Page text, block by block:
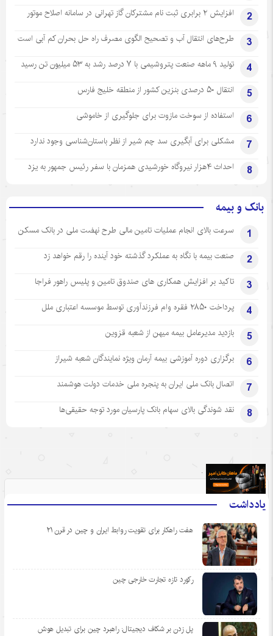
2 افزایش ۲ برابری ثبت نام مشترکان گاز تهرانی‌ در سامانه اصلاح موتور
3 طرح‌های انتقال آب و تصحیح الگوی مصرف راه حل بحران کم آبی است
4 تولید ۹ ماهه صنعت پتروشیمی با ۷ درصد رشد به ۵۳ میلیون تن رسید
5 انتقال ۵۰ درصدی بنزین کشور از منطقه خلیج فارس
6 استفاده از سوخت مازوت برای جلوگیری از خاموشی
7 مشکلی برای آبگیری سد چم شیر از نظر باستان‌شناسی وجود ندارد
8 احداث ۴هزار نیروگاه خورشیدی همزمان با سفر رئیس جمهور به یزد
بانک و بیمه
1 سرعت بالای انجام عملیات تامین مالی طرح نهضت ملی در بانک مسکن
2 صنعت بیمه با نگاه به عملکرد گذشته خود آینده را رقم خواهد زد
3 تاکید بر افزایش همکاری های صندوق تامین و پلیس راهور فراجا
4 پرداخت ۲۸۵۰ فقره وام فرزندآوری توسط موسسه اعتباری ملل
5 بازدید مدیرعامل بیمه میهن از شعبه قزوین
6 برگزاری دوره آموزشی بیمه آرمان ویژه نمایندگان شعبه شیراز
7 اتصال بانک ملی ایران به پنجره ملی خدمات دولت هوشمند
8 نقد شوندگی بالای سهام بانک پارسیان مورد توجه حقیقی‌ها
یادداشت
هفت راهکار برای تقویت روابط ایران و چین در قرن ۲۱
رکورد تازه تجارت خارجی چین
پل زدن بر شکاف دیجیتال: راهبرد چین برای تبدیل هوش
.